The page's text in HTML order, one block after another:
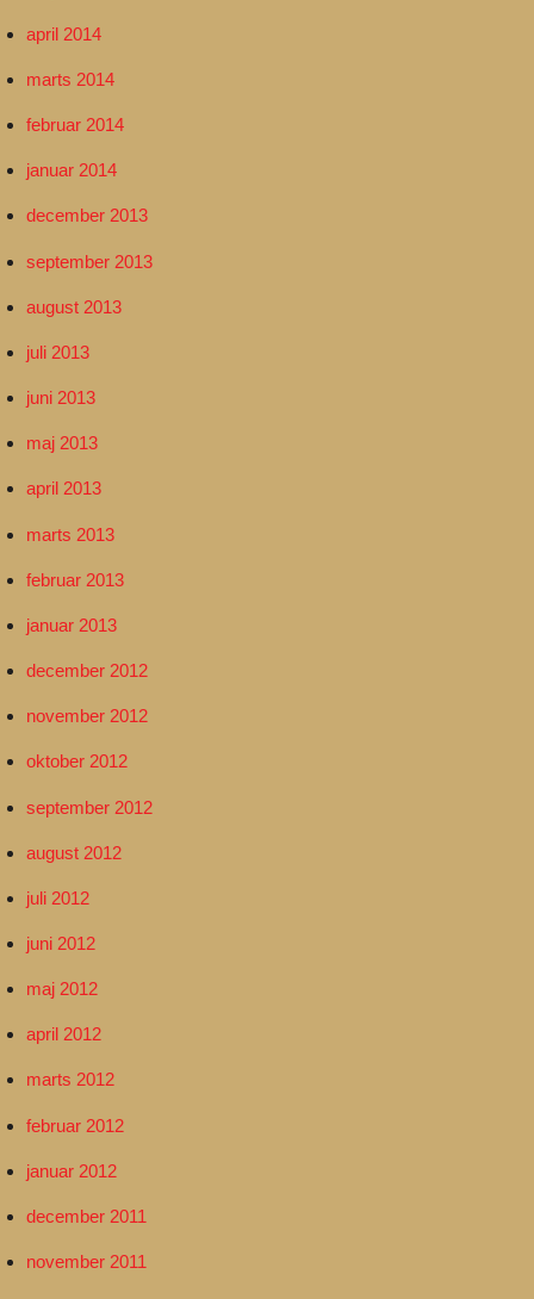
april 2014
marts 2014
februar 2014
januar 2014
december 2013
september 2013
august 2013
juli 2013
juni 2013
maj 2013
april 2013
marts 2013
februar 2013
januar 2013
december 2012
november 2012
oktober 2012
september 2012
august 2012
juli 2012
juni 2012
maj 2012
april 2012
marts 2012
februar 2012
januar 2012
december 2011
november 2011